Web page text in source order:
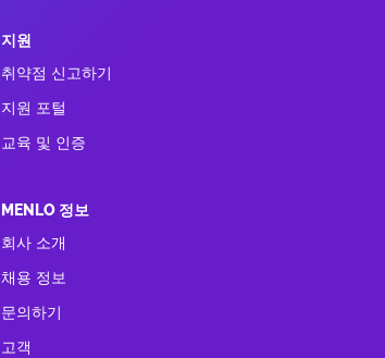
지원
취약점 신고하기
지원 포털
교육 및 인증
MENLO 정보
회사 소개
채용 정보
문의하기
고객